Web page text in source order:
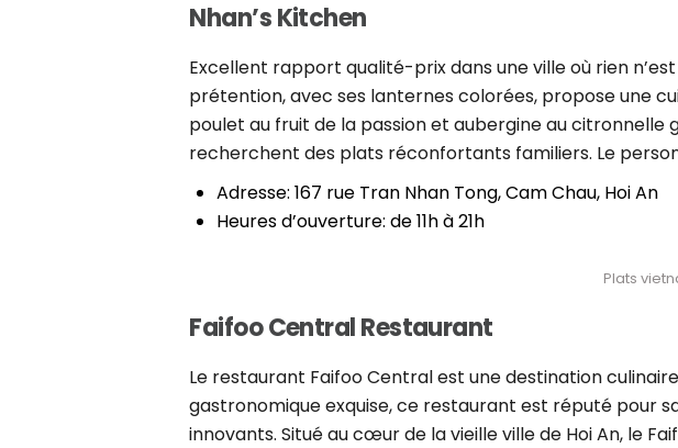
Nhan’s Kitchen
Excellent rapport qualité-prix dans une ville où rien
prétention, avec ses lanternes colorées, propose une
poulet au fruit de la passion et aubergine au citronnelle
recherchent des plats réconfortants familiers. Le
Adresse: 167 rue Tran Nhan Tong, Cam Chau, Hoi An
Heures d’ouverture: de 11h à 21h
Plats
Faifoo Central Restaurant
Le restaurant Faifoo Central est une destination
gastronomique exquise, ce restaurant est réputé pour
innovants. Situé au cœur de la vieille ville de Hoi An, le